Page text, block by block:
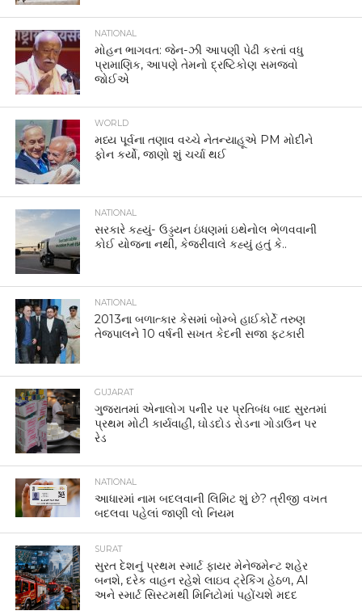
NATIONAL
મોહન ભાગવત: જેન-ઝી આપણી પેઢી કરતાં વધુ
પ્રામાણિક, આપણે તેમનો દ્રષ્ટિકોણ સમજવો
જોઈએ
WORLD
મધ્ય પૂર્વના તણાવ વચ્ચે નેતન્યાહૂએ PM મોદીને
ફોન કર્યો, જાણો શું ચર્ચા થઈ
NATIONAL
સરકારે કહ્યું- ઉડ્ડયન ઇંધણમાં ઇથેનોલ ભેળવવાની
કોઈ યોજના નથી, કેજરીવાલે કહ્યું હતું કે..
NATIONAL
2013ના બળાત્કાર કેસમાં બોમ્બે હાઈકોર્ટે તરુણ
તેજપાલને 10 વર્ષની સખત કેદની સજા ફટકારી
GUJARAT
ગુજરાતમાં એનાલોગ પનીર પર પ્રતિબંધ બાદ સુરતમાં
પ્રથમ મોટી કાર્યવાહી, ઘોડદોડ રોડના ગોડાઉન પર
રેડ
NATIONAL
આધારમાં નામ બદલવાની લિમિટ શું છે? ત્રીજી વખત
બદલવા પહેલાં જાણી લો નિયમ
SURAT
સુરત દેશનું પ્રથમ સ્માર્ટ ફાયર મેનેજમેન્ટ શહેર
બનશે, દરેક વાહન રહેશે લાઇવ ટ્રેકિંગ હેઠળ, AI
અને સ્માર્ટ સિસ્ટમથી મિનિટોમાં પહોંચશે મદદ